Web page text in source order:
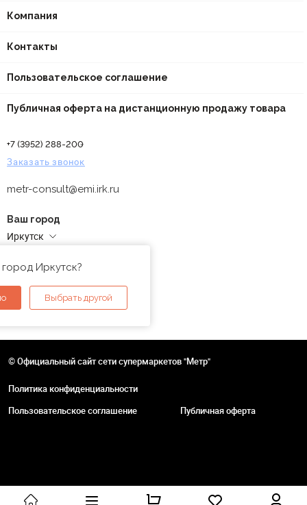
Компания
Контакты
Пользовательское соглашение
Публичная оферта на дистанционную продажу товара
+7 (3952) 288-200
Заказать звонок
metr-consult@emi.irk.ru
Ваш город
Иркутск
Иркутск?
Выбрать другой
© Официальный сайт сети супермаркетов "Метр"
Политика конфиденциальности
Пользовательское соглашение
Публичная оферта